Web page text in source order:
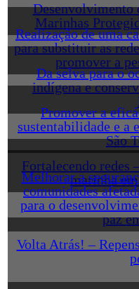
Desenvolvimento
Marinhas
Realização de uma
para substituir as
promover a
Da selva para o
indígena e
Promover a
sustentabilidade e a
São
Fortalecendo redes
marinha
Melhorar a
comunidades
para o
paz
Volta Atrás! –